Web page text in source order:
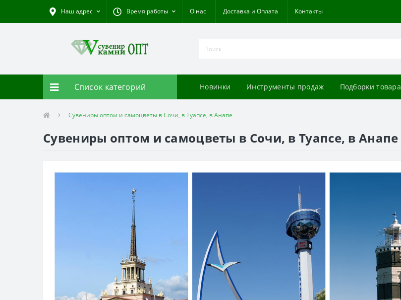
Наш адрес Время работы О нас Доставка и Оплата Контакты
Список категорий Новинки Инструменты продаж Подборки товара
Сувениры оптом и самоцветы в Сочи, в Туапсе, в Анапе
Сувениры оптом и самоцветы в Сочи, в Туапсе, в Анапе